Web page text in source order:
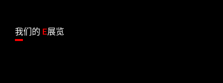
我们的 E展览